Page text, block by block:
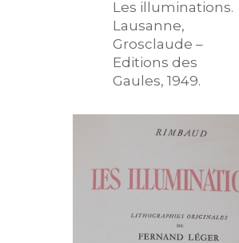
Les illuminations.
Lausanne,
Grosclaude –
Editions des
Gaules, 1949.